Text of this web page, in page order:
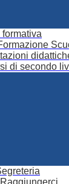
formativa
di secondo